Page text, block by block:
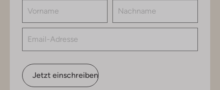
Jetzt einschreiben